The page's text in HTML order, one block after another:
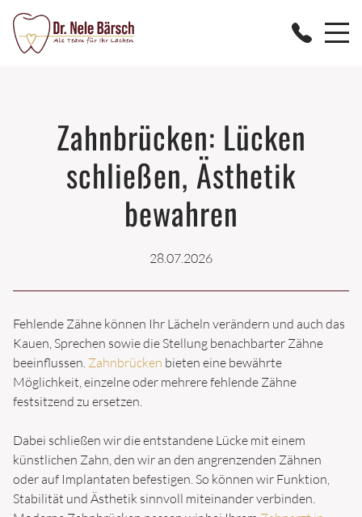
PRAXIS
TEAM
PHILOSOPHIE
ZAHNGOLDSPENDE
AKTUELLES
LEISTUNGEN
PROFESSIONELLE ZAHNREINIGUNG
PUTZTRAINING FÜR KINDER
Zahnbrücken: Lücken
schließen, Ästhetik
bewahren
28.07.2026
Fehlende Zähne können Ihr Lächeln verändern und auch das
Kauen, Sprechen sowie die Stellung benachbarter Zähne
beeinflussen. Zahnbrücken bieten eine bewährte
Möglichkeit, einzelne oder mehrere fehlende Zähne
festsitzend zu ersetzen.
Dabei schließen wir die entstandene Lücke mit einem
künstlichen Zahn, den wir an den angrenzenden Zähnen
oder auf Implantaten befestigen. So können wir Funktion,
Stabilität und Ästhetik sinnvoll miteinander verbinden.